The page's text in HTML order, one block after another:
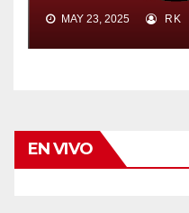
MAY 23, 2025 RK
EN VIVO